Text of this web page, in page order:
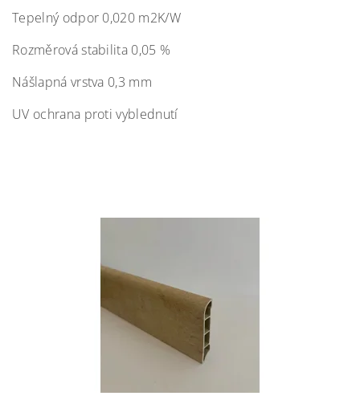
Tepelný odpor 0,020 m2K/W
Rozměrová stabilita 0,05 %
Nášlapná vrstva 0,3 mm
UV ochrana proti vyblednutí